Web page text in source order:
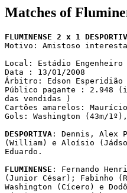
Matches of
FLUMINENSE 2 x 1
Motivo: Amistoso
Local: Estádio
Data : 13/01/2008
Árbitro: Edson Esperidião
Público pagante : 2.948
das vendidas )
Cartões amarelos:
Gols: Washington (43m/
DESPORTIVA : Dennis, Alex
(William) e Aloísio
Eduardo.
FLUMINENSE : Fernando
(Junior César); Fabinho
Washington (Cícero) e